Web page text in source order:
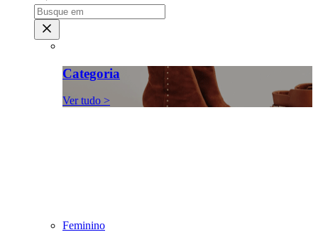
Categoria
Ver tudo >
Feminino